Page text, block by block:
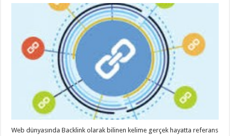
Web dünyasında Backlink olarak bilinen kelime gerçek hayatta referans